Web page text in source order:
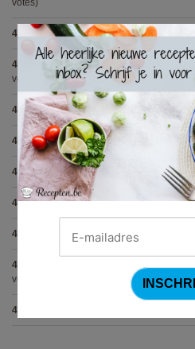
votes)
4.8 Spaghetti all'Amatriciana (Antonio
4.8 Aperitiefglaasje met gegrilde
votes)
4.8:Met spinazie en mozzarella gevulde
4.8:Gegrilde pesto toastjes
4.8 : Seafood chowder
4.8:Zalmfilet op een bedje van asperges
4.8 Blackwellsaus(5 votes)
4.7 Varkenshaasje met jagersaus en
votes)
4.7